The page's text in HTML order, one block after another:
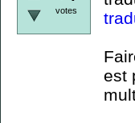
votes
est